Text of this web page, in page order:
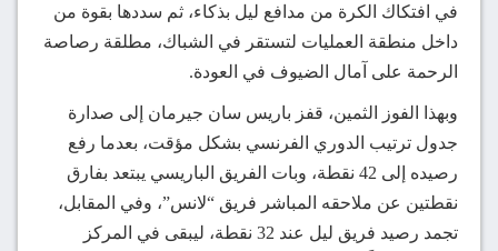
في افتكاك الكرة من مدافع ليل بذكاء، ثم سددها بقوة من
داخل منطقة العمليات لتستقر في الشباك، مطلقة رصاصة
الرحمة على آمال الضيوف في العودة.
وبهذا الفوز الثمين، قفز باريس سان جيرمان إلى صدارة
جدول ترتيب الدوري الفرنسي بشكل مؤقت، بعدما رفع
رصيده إلى 42 نقطة، وبات الفريق الباريسي يبتعد بفارق
نقطتين عن ملاحقه المباشر فريق “لانس”، وفي المقابل،
تجمد رصيد فريق ليل عند 32 نقطة، ليبقى في المركز